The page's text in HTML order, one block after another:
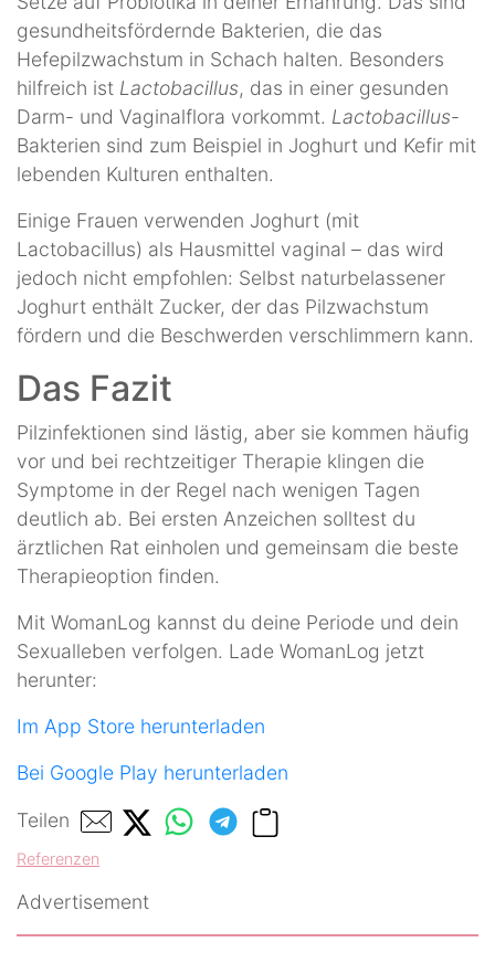
gesundheitsfördernde Bakterien, die das
Hefepilzwachstum in Schach halten. Besonders
hilfreich ist Lactobacillus, das in einer gesunden
Darm- und Vaginalflora vorkommt. Lactobacillus-
Bakterien sind zum Beispiel in Joghurt und Kefir mit
lebenden Kulturen enthalten.
Einige Frauen verwenden Joghurt (mit
Lactobacillus) als Hausmittel vaginal – das wird
jedoch nicht empfohlen: Selbst naturbelassener
Joghurt enthält Zucker, der das Pilzwachstum
fördern und die Beschwerden verschlimmern kann.
Das Fazit
Pilzinfektionen sind lästig, aber sie kommen häufig
vor und bei rechtzeitiger Therapie klingen die
Symptome in der Regel nach wenigen Tagen
deutlich ab. Bei ersten Anzeichen solltest du
ärztlichen Rat einholen und gemeinsam die beste
Therapieoption finden.
Mit WomanLog kannst du deine Periode und dein
Sexualleben verfolgen. Lade WomanLog jetzt
herunter:
Im App Store herunterladen
Bei Google Play herunterladen
Teilen
Referenzen
Advertisement